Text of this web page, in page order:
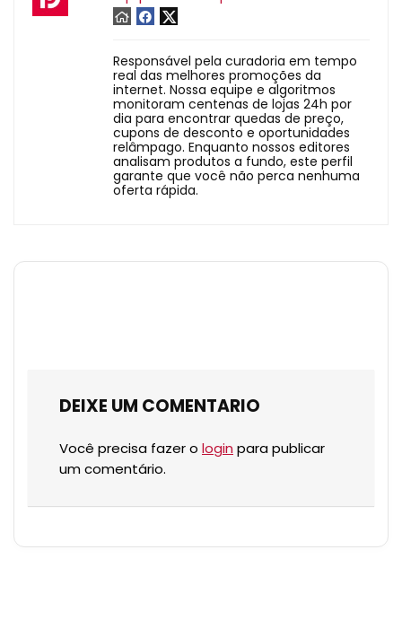
Responsável pela curadoria em tempo
real das melhores promoções da
internet. Nossa equipe e algoritmos
monitoram centenas de lojas 24h por
dia para encontrar quedas de preço,
cupons de desconto e oportunidades
relâmpago. Enquanto nossos editores
analisam produtos a fundo, este perfil
garante que você não perca nenhuma
oferta rápida.
DEIXE UM COMENTARIO
Você precisa fazer o login para publicar
um comentário.